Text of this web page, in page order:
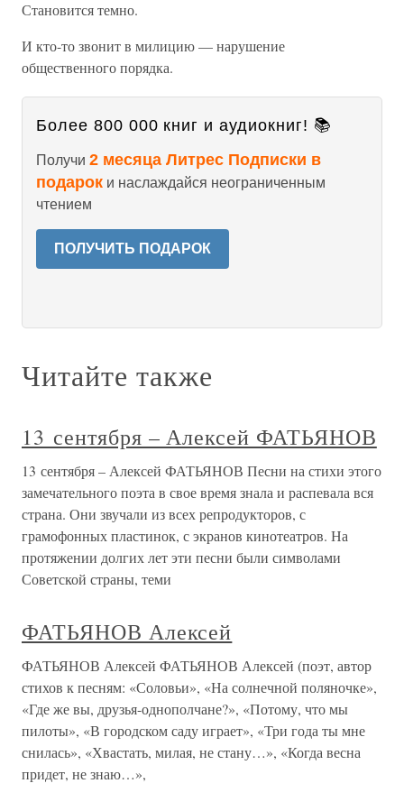
Становится темно.
И кто-то звонит в милицию — нарушение
общественного порядка.
Более 800 000 книг и аудиокниг! 📚
Получи 2 месяца Литрес Подписки в
подарок и наслаждайся неограниченным
чтением
ПОЛУЧИТЬ ПОДАРОК
Читайте также
13 сентября – Алексей ФАТЬЯНОВ
13 сентября – Алексей ФАТЬЯНОВ Песни на стихи этого
замечательного поэта в свое время знала и распевала вся
страна. Они звучали из всех репродукторов, с
грамофонных пластинок, с экранов кинотеатров. На
протяжении долгих лет эти песни были символами
Советской страны, теми
ФАТЬЯНОВ Алексей
ФАТЬЯНОВ Алексей ФАТЬЯНОВ Алексей (поэт, автор
стихов к песням: «Соловьи», «На солнечной поляночке»,
«Где же вы, друзья-однополчане?», «Потому, что мы
пилоты», «В городском саду играет», «Три года ты мне
снилась», «Хвастать, милая, не стану…», «Когда весна
придет, не знаю…»,